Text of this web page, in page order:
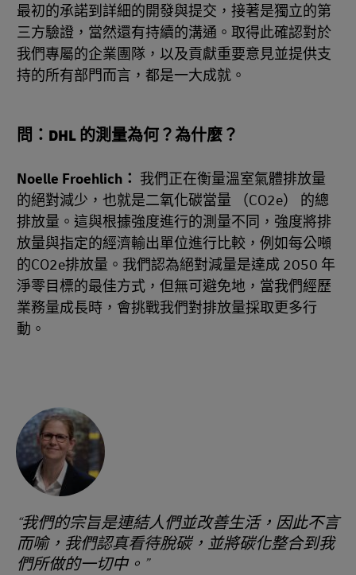
最初的承諾到詳細的開發與提交，接著是獨立的第
三方驗證，當然還有持續的溝通。取得此確認對於
我們專屬的企業團隊，以及貢獻重要意見並提供支
持的所有部門而言，都是一大成就。
問：DHL 的測量為何？為什麼？
Noelle Froehlich： 我們正在衡量溫室氣體排放量
的絕對減少，也就是二氧化碳當量 （CO2e） 的總
排放量。這與根據強度進行的測量不同，強度將排
放量與指定的經濟輸出單位進行比較，例如每公噸
的CO2e排放量。我們認為絕對減量是達成 2050 年
淨零目標的最佳方式，但無可避免地，當我們經歷
業務量成長時，會挑戰我們對排放量採取更多行
動。
我們的宗旨是連結人們並改善生活，因此不言
而喻，我們認真看待脫碳，並將碳化整合到我
們所做的一切中。